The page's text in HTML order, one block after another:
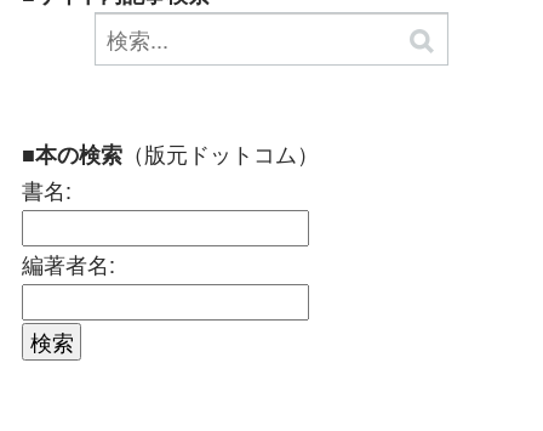
■本の検索 （版元ドットコム）
書名:
編著者名: